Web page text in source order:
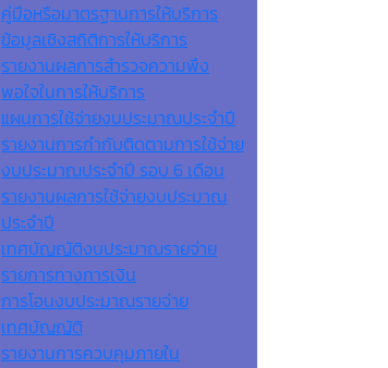
คู่มือหรือมาตรฐานการให้บริการ
ข้อมูลเชิงสถิติการให้บริการ
รายงานผลการสำรวจความพึง
พอใจในการให้บริการ
แผนการใช้จ่ายงบประมาณประจำปี
รายงานการกำกับติดตามการใช้จ่าย
งบประมาณประจำปี รอบ 6 เดือน
รายงานผลการใช้จ่ายงบประมาณ
ประจำปี
เทศบัญญัติงบประมาณรายจ่าย
รายการทางการเงิน
การโอนงบประมาณรายจ่าย
เทศบัญญัติ
รายงานการควบคุมภายใน